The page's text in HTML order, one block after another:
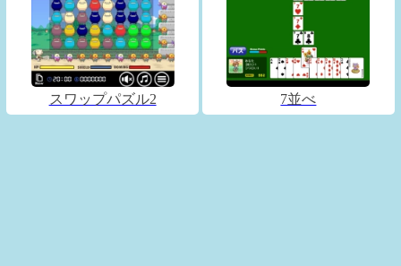
スワップパズル2 7並べ